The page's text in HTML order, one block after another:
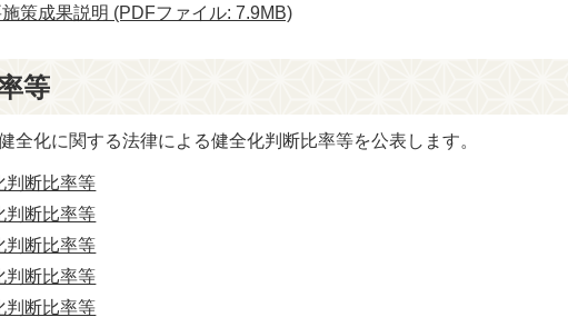
策成果説明 (PDFファイル: 7.9MB)
等
全化に関する法律による健全化判断比率等を公表します。
判断比率等
判断比率等
判断比率等
判断比率等
判断比率等